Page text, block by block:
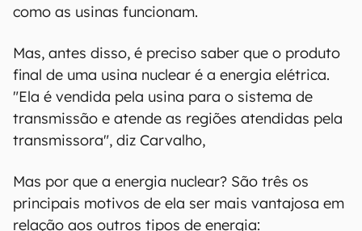
como as usinas funcionam.
Mas, antes disso, é preciso saber que o produto
final de uma usina nuclear é a energia elétrica.
"Ela é vendida pela usina para o sistema de
transmissão e atende as regiões atendidas pela
transmissora", diz Carvalho,
Mas por que a energia nuclear? São três os
principais motivos de ela ser mais vantajosa em
relação aos outros tipos de energia: